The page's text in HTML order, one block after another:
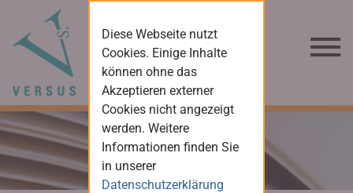
Diese Webseite nutzt
Cookies. Einige Inhalte
können ohne das
Akzeptieren externer
Cookies nicht angezeigt
werden. Weitere
Informationen finden Sie
in unserer
Datenschutzerklärung